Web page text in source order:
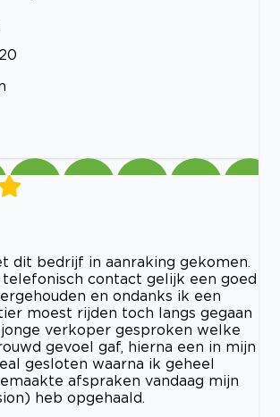
dit bedrijf in aanraking gekomen.
contact gelijk een goed
en ondanks ik een
moest rijden toch langs gegaan
verkoper gesproken welke
gevoel gaf, hierna een in mijn
gesloten waarna ik geheel
afspraken vandaag mijn
heb opgehaald.